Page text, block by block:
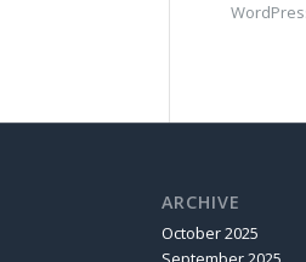
ARCHIVE
October 2025